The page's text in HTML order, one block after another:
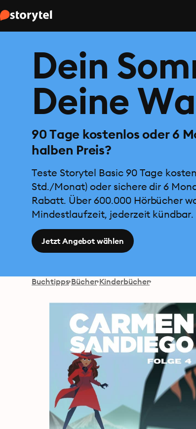
Dein
Deine
90 Tage kostenlos oder 6
halben Preis?
Teste Storytel Basic 90 Tage
Std./Monat) oder sichere dir 6
Rabatt. Über 600.000 Hörbücher
Mindestlaufzeit, jederzeit kündbar.
Jetzt Angebot wählen
Buchtipps Bücher Kinderbücher